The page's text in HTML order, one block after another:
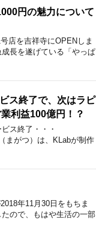
円の魅力について
を吉祥寺にOPENしま
長を遂げている「やっぱ
ス終了で、次はラピ
利益100億円！？
ービス終了・・・
まがつ）は、KLabが制作
年11月30日をもちま
ので、もはや生活の一部